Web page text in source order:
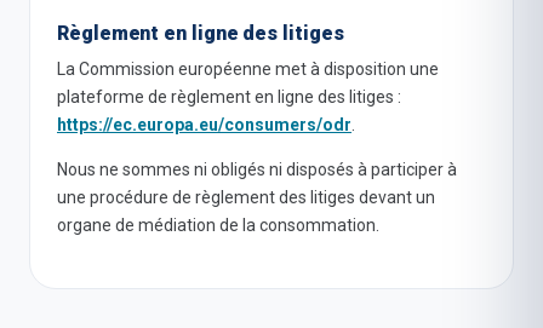
Règlement en ligne des litiges
La Commission européenne met à disposition une
plateforme de règlement en ligne des litiges :
https://ec.europa.eu/consumers/odr
Nous ne sommes ni obligés ni disposés à participer à
une procédure de règlement des litiges devant un
organe de médiation de la consommation.